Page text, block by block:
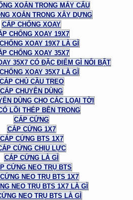
XOẮN TRONG MÁY CẨU
XOẮN TRONG XÂY DỰNG
CÁP CHỐNG XOAY
CHỐNG XOAY 19X7
XOAY 19X7 LÀ GÌ
CHỐNG XOAY 35X7
35X7 CÓ ĐẶC ĐIỂM GÌ NỔI BẬT
XOAY 35X7 LÀ GÌ
CÁP CHỦ CẦU TREO
CÁP CHUYÊN DÙNG
DÙNG CHO CÁC LOẠI TỜI
LÕI THÉP BÊN TRONG
CÁP CỨNG
CÁP CỨNG 1X7
CÁP CỨNG BTS 1X7
CỨNG CHỊU LỰC
CÁP CỨNG LÀ GÌ
CỨNG NEO TRỤ BTS
NEO TRỤ BTS 1X7
NEO TRỤ BTS 1X7 LÀ GÌ
NEO TRỤ BTS LÀ GÌ